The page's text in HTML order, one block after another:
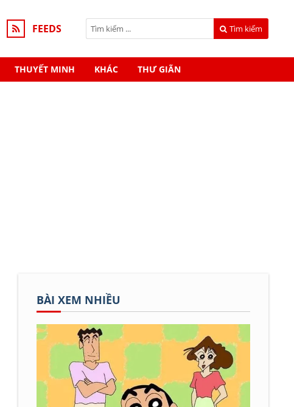
FEEDS Tìm kiếm
THUYẾT MINH KHÁC THƯ GIÃN
BÀI XEM NHIỀU